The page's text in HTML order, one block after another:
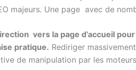
majeurs. Une page avec de
vers la page d’accueil
pratique. Rediriger
de manipulation par les